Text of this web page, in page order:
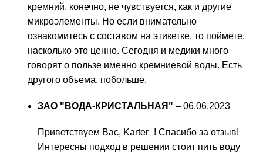
кремний, конечно, не чувствуется, как и другие
микроэлементы. Но если внимательно
ознакомитесь с составом на этикетке, то поймете,
насколько это ценно. Сегодня и медики много
говорят о пользе именно кремниевой воды. Есть
другого объема, побольше.
ЗАО "ВОДА-КРИСТАЛЬНАЯ" – 06.06.2023
Приветствуем Вас, Karter_! Спасибо за отзыв!
Интересны подход в решении стоит пить воду